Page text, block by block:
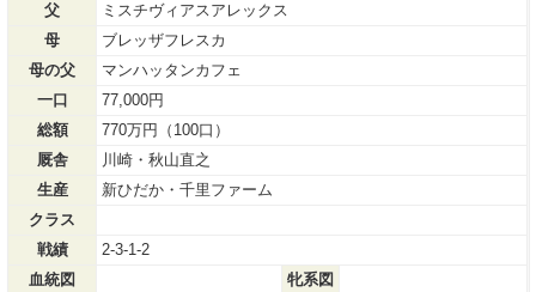
父
ミスチヴィアスアレックス
母
ブレッザフレスカ
母の父
マンハッタンカフェ
一口
77,000円
総額
770万円（100口）
厩舎
川崎・秋山直之
生産
新ひだか・千里ファーム
クラス
戦績
2-3-1-2
血統図
牝系図